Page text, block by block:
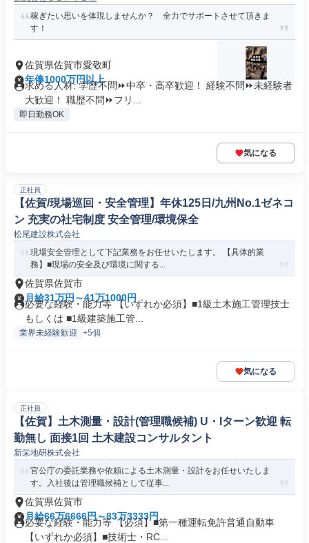
稼ぎたい思いを体現しませんか？ 全力でサポートさせて頂きま
す！
佐賀県佐賀市愛敬町
年俸1000万円以上
求める人材: 学歴不問⏩中卒・高卒歓迎！ 経験不問⏩未経験者
大歓迎！ 職歴不問⏩フリ...
即日勤務OK
気になる
正社員
【佐賀/現場巡回・安全管理】年休125日/九州No.1ゼネコ
ン 充実の社宅制度 安全管理/環境保全
松尾建設株式会社
現場安全管理として下記業務をお任せいたします。 【具体的業
務】■現場の安全及び環境に関する...
佐賀県佐賀市
月給31万円～41万1000円
必要な経験・能力等 【いずれか必須】■1級土木施工管理技士
もしくは ■1級建築施工管...
業界未経験歓迎 +5個
気になる
正社員
【佐賀】土木測量・設計(管理職候補) U・Iターン歓迎 転
勤無し 面接1回 土木建設コンサルタント
新栄地研株式会社
官公庁の委託業務や依頼による土木測量・設計をお任せいたしま
す。入社後は管理職候補として従事...
佐賀県佐賀市
月給66万6666円～83万3333円
必要な経験・能力等 【必須】■第一種運転免許普通自動車
【いずれか必須】■技術士・RC...